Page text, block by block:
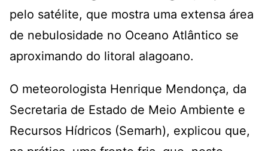
pelo satélite, que mostra uma extensa área
de nebulosidade no Oceano Atlântico se
aproximando do litoral alagoano.
O meteorologista Henrique Mendonça, da
Secretaria de Estado de Meio Ambiente e
Recursos Hídricos (Semarh), explicou que,